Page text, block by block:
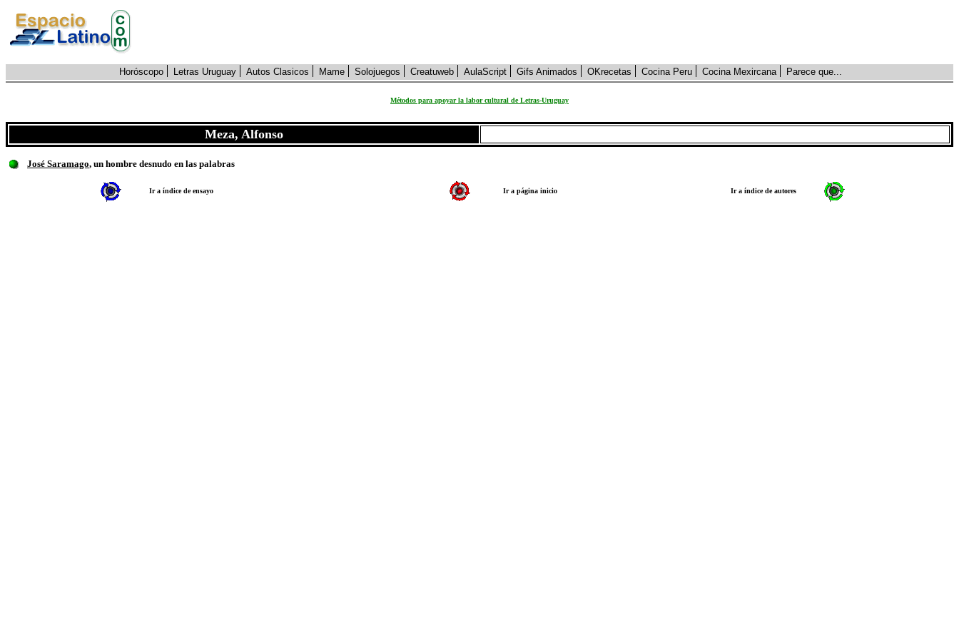
Horóscopo Letras Uruguay Autos Clasicos Mame Solojuegos Creatuweb AulaScript Gifs Animados OKrecetas Cocina Peru Cocina Mexircana Parece que...
Métodos para apoyar la labor cultural de Letras-Uruguay
Meza, Alfonso
José Saramago, un hombre desnudo en las palabras
Ir a índice de ensayo Ir a página inicio Ir a índice de autores